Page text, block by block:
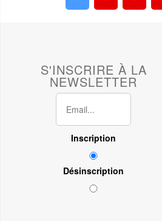
S'INSCRIRE À LA
NEWSLETTER
Inscription
Désinscription